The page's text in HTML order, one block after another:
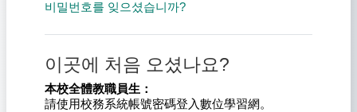
비밀번호를 잊으셨습니까?
이곳에 처음 오셨나요?
本校全體教職員生：
請使用校務系統帳號密碼登入數位學習網。